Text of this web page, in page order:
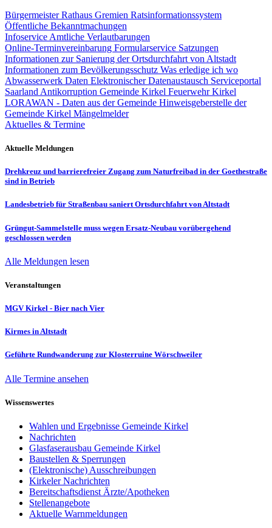
BürgermeisterRathaus Gremien Ratsinformationssystem
Öffentliche Bekanntmachungen
Infoservice Amtliche Verlautbarungen
Online-Terminvereinbarung Formularservice Satzungen
Informationen zur Sanierung der Ortsdurchfahrt von Altstadt
Informationen zum Bevölkerungsschutz Was erledige ich wo
Abwasserwerk Daten Elektronischer Datenaustausch Serviceportal
Saarland Antikorruption Gemeinde Kirkel Feuerwehr Kirkel
LORAWAN - Daten aus der Gemeinde Hinweisgeberstelle der
Gemeinde Kirkel Mängelmelder
Aktuelles & Termine
Aktuelle Meldungen
Drehkreuz und barrierefreier Zugang zum Naturfreibad in der Goethestraße
sind in Betrieb
Landesbetrieb für Straßenbau saniert Ortsdurchfahrt von Altstadt
Grüngut-Sammelstelle muss wegen Ersatz-Neubau vorübergehend
geschlossen werden
Alle Meldungen lesen
Veranstaltungen
MGV Kirkel - Bier nach Vier
Kirmes in Altstadt
Geführte Rundwanderung zur Klosterruine Wörschweiler
Alle Termine ansehen
Wissenswertes
Wahlen und Ergebnisse Gemeinde Kirkel
Nachrichten
Glasfaserausbau Gemeinde Kirkel
Baustellen & Sperrungen
(Elektronische) Ausschreibungen
Kirkeler Nachrichten
Bereitschaftsdienst Ärzte/Apotheken
Stellenangebote
Aktuelle Warnmeldungen